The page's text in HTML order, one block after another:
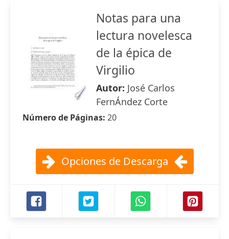
Notas para una
lectura novelesca
de la épica de
Virgilio
Autor: José Carlos
FernÁndez Corte
Número de Páginas: 20
Opciones de Descarga